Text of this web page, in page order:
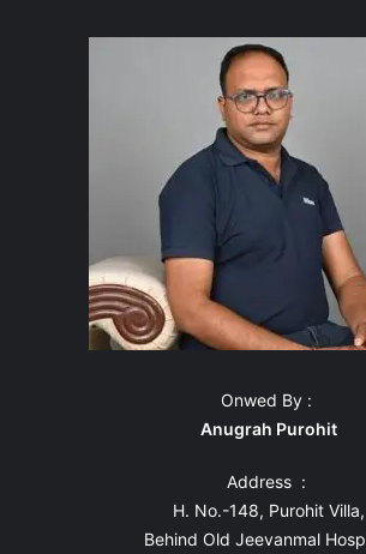
Onwed By :
Anugrah Purohit
Address :
H. No.-148, Purohit Villa,
Behind Old Jeevanmal